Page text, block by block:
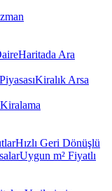
Haritada Ara
Kiralık Arsa
Kiralama
Hızlı Geri Dönüşlü
Uygun m² Fiyatlı